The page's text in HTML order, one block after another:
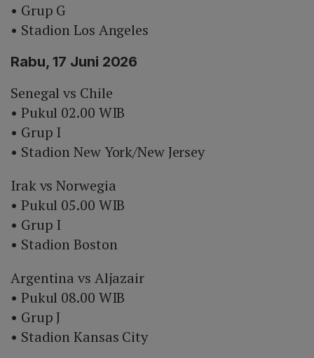
• Grup G
• Stadion Los Angeles
Rabu, 17 Juni 2026
Senegal vs Chile
• Pukul 02.00 WIB
• Grup I
• Stadion New York/New Jersey
Irak vs Norwegia
• Pukul 05.00 WIB
• Grup I
• Stadion Boston
Argentina vs Aljazair
• Pukul 08.00 WIB
• Grup J
• Stadion Kansas City